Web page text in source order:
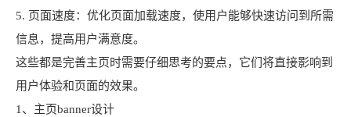
5. 页面速度：优化页面加载速度，使用户能够快速访问到所需
信息，提高用户满意度。
这些都是完善主页时需要仔细思考的要点，它们将直接影响到
用户体验和页面的效果。
1、主页banner设计